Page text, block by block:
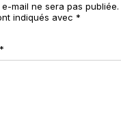
mail ne sera pas publiée.
indiqués avec *
*